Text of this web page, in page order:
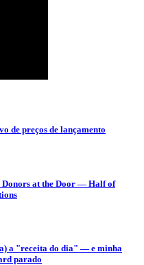
de preços de lançamento
at the Door — Half of
a "receita do dia" — e minha
parado